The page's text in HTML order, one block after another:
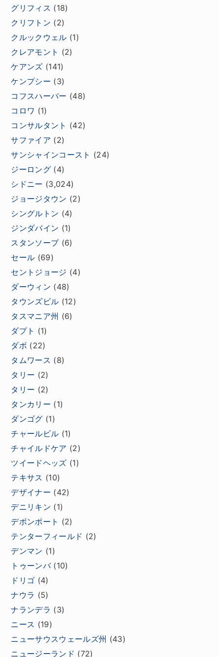
グリフィス (18)
クリフトン (2)
クルックウェル (1)
クレアモント (2)
ケアンズ (141)
ケンプシー (3)
コフスハーバー (48)
コロワ (1)
コンサルタント (42)
サファイア (2)
サンシャインコースト (24)
ジーロング (4)
シドニー (3,024)
ジョージタウン (2)
シングルトン (4)
ジンダバイン (1)
スタンソープ(6)
セール (69)
セントジョージ (4)
ダーウィン (48)
タウンズビル (12)
タスマニア州 (6)
ダプト (1)
ダボ (22)
タムワース (8)
タリー (2)
タリー (2)
タンカリー (1)
ダンゴグ (1)
チャールビル (1)
チャイルドケア (2)
ツイードヘッズ (1)
テキサス (10)
デザイナー (42)
デニリキン (1)
デボンポート (2)
テンターフィールド (2)
デンマン (1)
トゥーンバ(10)
ドリゴ (4)
ナウラ (5)
ナランデラ (3)
ニース (19)
ニューサウスウェールズ州 (43)
ニュージーランド (72)